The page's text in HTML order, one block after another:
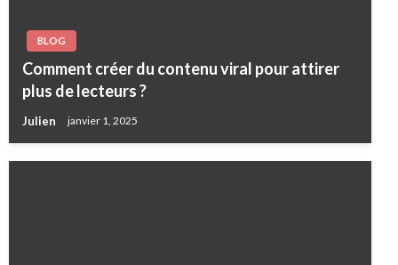
BLOG
Comment créer du contenu viral pour attirer
plus de lecteurs ?
Julien janvier 1, 2025